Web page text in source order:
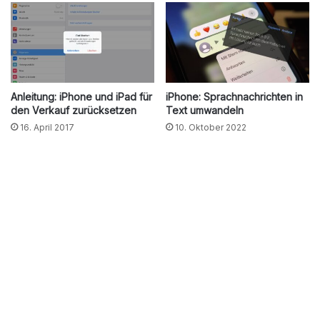
Anleitung: iPhone und iPad für
den Verkauf zurücksetzen
16. April 2017
iPhone: Sprachnachrichten in
Text umwandeln
10. Oktober 2022